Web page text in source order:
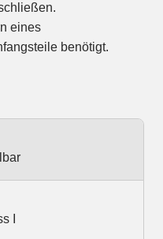
eines
benötigt.
I